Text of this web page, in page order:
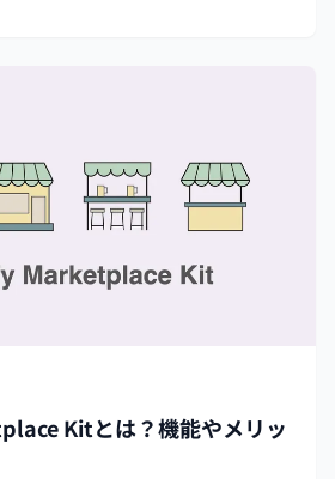
コシステム内で顧客に独自のショ...
Kitとは？機能やメリッ